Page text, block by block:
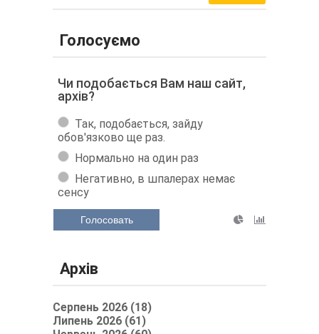
Голосуємо
Чи подобається Вам наш сайт,
архів?
Так, подобається, зайду
обов'язково ще раз.
Нормально на один раз
Негативно, в шпалерах немає
сенсу
Голосовать
Архів
Серпень 2026 (18)
Липень 2026 (61)